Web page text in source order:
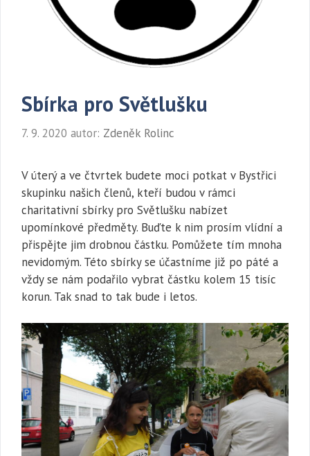
Sbírka pro Světlušku
7. 9. 2020 autor: Zdeněk Rolinc
V úterý a ve čtvrtek budete moci potkat v Bystřici
skupinku našich členů, kteří budou v rámci
charitativní sbírky pro Světlušku nabízet
upomínkové předměty. Buďte k nim prosím vlídní a
přispějte jim drobnou částku. Pomůžete tím mnoha
nevidomým. Této sbírky se účastníme již po páté a
vždy se nám podařilo vybrat částku kolem 15 tisíc
korun. Tak snad to tak bude i letos.